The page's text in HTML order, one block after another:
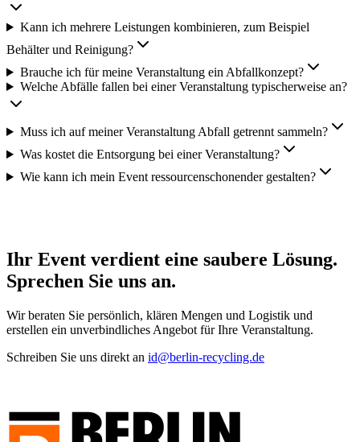
Kann ich mehrere Leistungen kombinieren, zum Beispiel
Behälter und Reinigung?
Brauche ich für meine Veranstaltung ein Abfallkonzept?
Welche Abfälle fallen bei einer Veranstaltung typischerweise an?
Muss ich auf meiner Veranstaltung Abfall getrennt sammeln?
Was kostet die Entsorgung bei einer Veranstaltung?
Wie kann ich mein Event ressourcenschonender gestalten?
Ihr Event verdient eine saubere Lösung.
Sprechen Sie uns an.
Wir beraten Sie persönlich, klären Mengen und Logistik und
erstellen ein unverbindliches Angebot für Ihre Veranstaltung.
Schreiben Sie uns direkt an id@berlin-recycling.de